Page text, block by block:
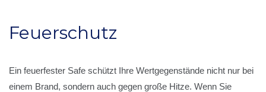
Feuerschutz
Ein feuerfester Safe schützt Ihre Wertgegenstände nicht nur bei
einem Brand, sondern auch gegen große Hitze. Wenn Sie